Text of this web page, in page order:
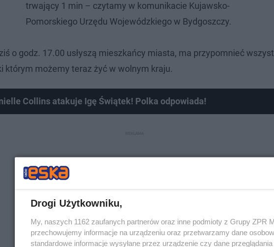
trwający 1 min – czytamy w komunikacie Kujawsko-
Pomorskiego Urzędu Wojewódzkiego w Bydgoszczy.
o godz. 17.00 usłyszą mieszkańcy miasta, ma przypomnieć
którym możemy teraz żyć w wolnym kraju.
Collins atakuje Igę Świątek! Polka odpowiada!
Drogi Użytkowniku,
My, naszych 1162 zaufanych partnerów oraz inne podmioty z Grupy ZPR
przechowujemy informacje na urządzeniu oraz przetwarzamy dane
standardowe informacje wysyłane przez urządzenie czy dane